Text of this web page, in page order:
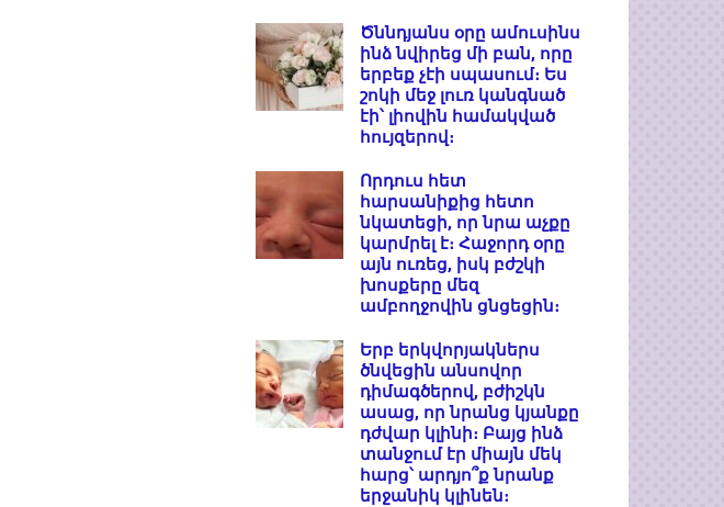
Ծննդյանս օրը ամուսինս
ինձ նվիրեց մի բան, որը
երբեք չէի սպասում։ Ես
շոկի մեջ լուռ կանգնած
էի՝ լիովին համակված
հույզերով։
Որդուս հետ
հարսանիքից հետո
նկատեցի, որ նրա աչքը
կարմրել է։ Հաջորդ օրը
այն ուռեց, իսկ բժշկի
խոսքերը մեզ
ամբողջովին ցնցեցին։
Երբ երկվորյակներս
ծնվեցին անսովոր
դիմագծերով, բժիշկն
ասաց, որ նրանց կյանքը
դժվար կլինի։ Բայց ինձ
տանջում էր միայն մեկ
հարց՝ արդյո՞ք նրանք
երջանիկ կլինեն։